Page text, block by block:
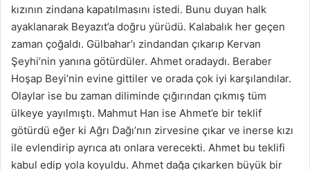
kızının zindana kapatılmasını istedi. Bunu duyan halk
ayaklanarak Beyazıt’a doğru yürüdü. Kalabalık her geçen
zaman çoğaldı. Gülbahar’ı zindandan çıkarıp Kervan
Şeyhi’nin yanına götürdüler. Ahmet oradaydı. Beraber
Hoşap Beyi’nin evine gittiler ve orada çok iyi karşılandılar.
Olaylar ise bu zaman diliminde çığırından çıkmış tüm
ülkeye yayılmıştı. Mahmut Han ise Ahmet’e bir teklif
götürdü eğer ki Ağrı Dağı’nın zirvesine çıkar ve inerse kızı
ile evlendirip ayrıca atı onlara verecekti. Ahmet bu teklifi
kabul edip yola koyuldu. Ahmet dağa çıkarken büyük bir